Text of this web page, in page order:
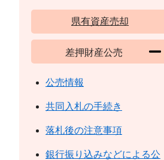
県有資産売却
差押財産公売
公売情報
共同入札の手続き
落札後の注意事項
銀行振り込みなどによる公